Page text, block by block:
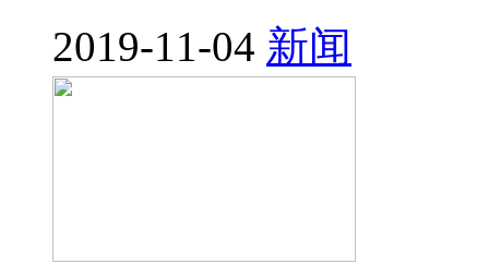
2019-11-04 新闻